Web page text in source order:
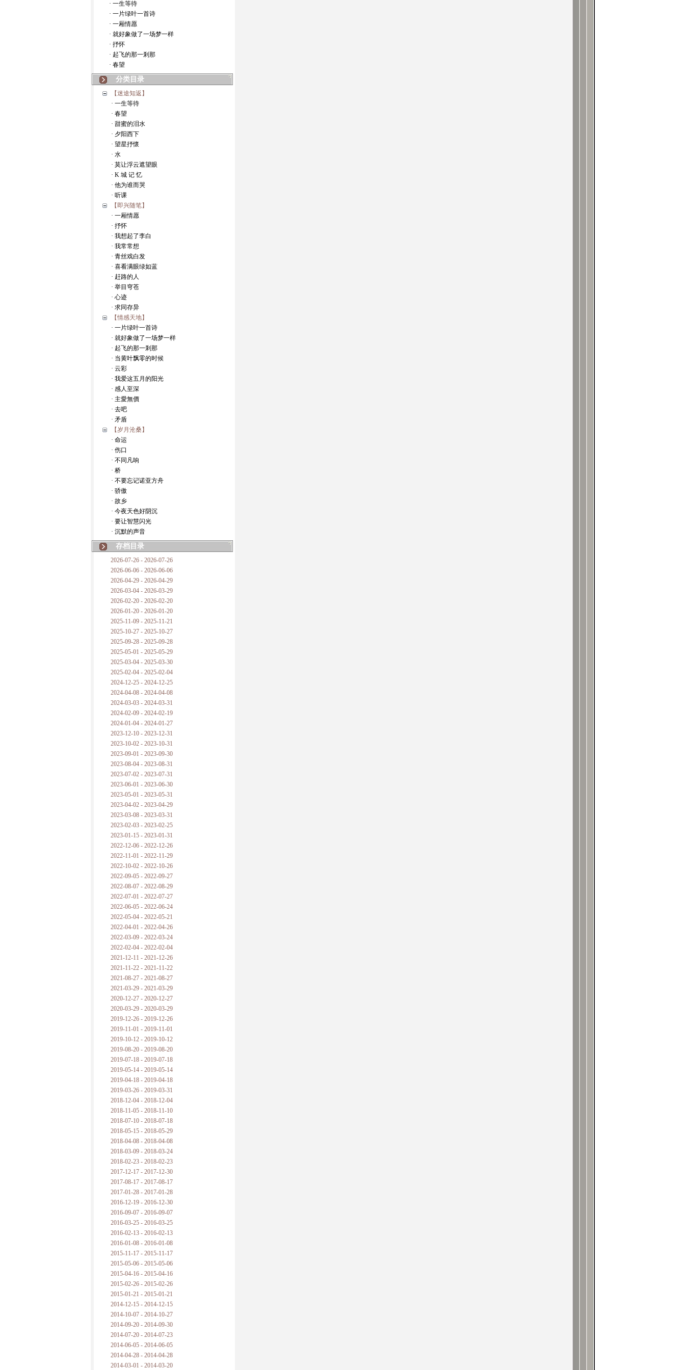
· 一生等待
· 一片绿叶一首诗
· 一厢情愿
· 就好象做了一场梦一样
· 抒怀
· 起飞的那一剎那
· 春望
分类目录
【迷途知返】
· 一生等待
· 春望
· 甜蜜的泪水
· 夕阳西下
· 望星抒懷
· 水
· 莫让浮云遮望眼
· K 城 记 忆
· 他为谁而哭
· 听课
【即兴随笔】
· 一厢情愿
· 抒怀
· 我想起了李白
· 我常常想
· 青丝戏白发
· 喜看满眼绿如蓝
· 赶路的人
· 举目穹苍
· 心迹
· 求同存异
【情感天地】
· 一片绿叶一首诗
· 就好象做了一场梦一样
· 起飞的那一剎那
· 当黄叶飘零的时候
· 云彩
· 我爱这五月的阳光
· 感人至深
· 主愛無價
· 去吧
· 矛盾
【岁月沧桑】
· 命运
· 伤口
· 不同凡响
· 桥
· 不要忘记诺亚方舟
· 骄傲
· 故乡
· 今夜天色好阴沉
· 要让智慧闪光
· 沉默的声音
存档目录
2026-07-26 - 2026-07-26
2026-06-06 - 2026-06-06
2026-04-29 - 2026-04-29
2026-03-04 - 2026-03-29
2026-02-20 - 2026-02-20
2026-01-20 - 2026-01-20
2025-11-09 - 2025-11-21
2025-10-27 - 2025-10-27
2025-09-28 - 2025-09-28
2025-05-01 - 2025-05-29
2025-03-04 - 2025-03-30
2025-02-04 - 2025-02-04
2024-12-25 - 2024-12-25
2024-04-08 - 2024-04-08
2024-03-03 - 2024-03-31
2024-02-09 - 2024-02-19
2024-01-04 - 2024-01-27
2023-12-10 - 2023-12-31
2023-10-02 - 2023-10-31
2023-09-01 - 2023-09-30
2023-08-04 - 2023-08-31
2023-07-02 - 2023-07-31
2023-06-01 - 2023-06-30
2023-05-01 - 2023-05-31
2023-04-02 - 2023-04-29
2023-03-08 - 2023-03-31
2023-02-03 - 2023-02-25
2023-01-15 - 2023-01-31
2022-12-06 - 2022-12-26
2022-11-01 - 2022-11-29
2022-10-02 - 2022-10-26
2022-09-05 - 2022-09-27
2022-08-07 - 2022-08-29
2022-07-01 - 2022-07-27
2022-06-05 - 2022-06-24
2022-05-04 - 2022-05-21
2022-04-01 - 2022-04-26
2022-03-09 - 2022-03-24
2022-02-04 - 2022-02-04
2021-12-11 - 2021-12-26
2021-11-22 - 2021-11-22
2021-08-27 - 2021-08-27
2021-03-29 - 2021-03-29
2020-12-27 - 2020-12-27
2020-03-29 - 2020-03-29
2019-12-26 - 2019-12-26
2019-11-01 - 2019-11-01
2019-10-12 - 2019-10-12
2019-08-20 - 2019-08-20
2019-07-18 - 2019-07-18
2019-05-14 - 2019-05-14
2019-04-18 - 2019-04-18
2019-03-26 - 2019-03-31
2018-12-04 - 2018-12-04
2018-11-05 - 2018-11-10
2018-07-10 - 2018-07-18
2018-05-15 - 2018-05-29
2018-04-08 - 2018-04-08
2018-03-09 - 2018-03-24
2018-02-23 - 2018-02-23
2017-12-17 - 2017-12-30
2017-08-17 - 2017-08-17
2017-01-28 - 2017-01-28
2016-12-19 - 2016-12-30
2016-09-07 - 2016-09-07
2016-03-25 - 2016-03-25
2016-02-13 - 2016-02-13
2016-01-08 - 2016-01-08
2015-11-17 - 2015-11-17
2015-05-06 - 2015-05-06
2015-04-16 - 2015-04-16
2015-02-26 - 2015-02-26
2015-01-21 - 2015-01-21
2014-12-15 - 2014-12-15
2014-10-07 - 2014-10-27
2014-09-20 - 2014-09-30
2014-07-20 - 2014-07-23
2014-06-05 - 2014-06-05
2014-04-28 - 2014-04-28
2014-03-01 - 2014-03-20